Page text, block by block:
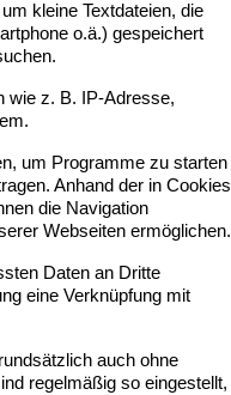
kleine Textdateien, die
o.ä.) gespeichert
wie z. B. IP-Adresse,
um Programme zu starten
Anhand der in Cookies
die Navigation
Webseiten ermöglichen.
Daten an Dritte
eine Verknüpfung mit
auch ohne
regelmäßig so eingestellt,